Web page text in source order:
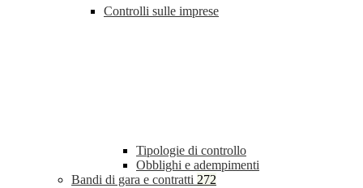
Controlli sulle imprese
Tipologie di controllo
Obblighi e adempimenti
Bandi di gara e contratti 272